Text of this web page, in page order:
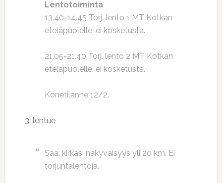
Lentotoiminta
13.40-14.45 Torj. lento 1 MT Kotkan
eteläpuolelle, ei kosketusta.
21.05-21.40 Torj. lento 2 MT Kotkan
eteläpuolelle, ei kosketusta.
Konetilanne 12/2.
3. lentue
Sää: kirkas, näkyväisyys yli 20 km. Ei
torjuntalentoja.